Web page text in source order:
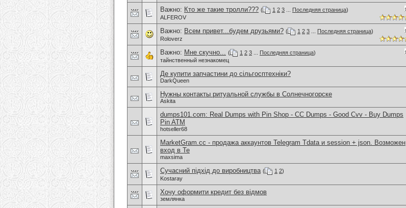
Важно: Кто же такие тролли??? ( 1 2 3 Последняя страница)
ALFEROV
Важно: Всем привет...будем друзьями? ( 1 2 3 Последняя страница)
Roloverz
Важно: Мне скучно... ( 1 2 3 Последняя страница)
тайнственный незнакомец
Де купити запчастини до сільгосптехніки?
DarkQueen
Нужны контакты ритуальной службы в Солнечногорске
Askita
dumps101.com: Real Dumps with Pin Shop - CC Dumps - Good Cvv - Buy Dumps
Pin ATM
hotseller68
MarketGram.cc - продажа аккаунтов Telegram Tdata и session + json. Возможен
вход в Te
maxsima
Сучасний підхід до виробництва ( 1 2)
Kostaray
Хочу оформити кредит без відмов
землянка